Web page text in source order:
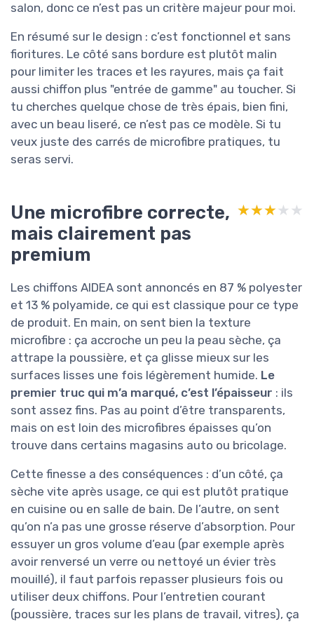
salon, donc ce n’est pas un critère majeur pour moi.
En résumé sur le design : c’est fonctionnel et sans
fioritures. Le côté sans bordure est plutôt malin
pour limiter les traces et les rayures, mais ça fait
aussi chiffon plus "entrée de gamme" au toucher. Si
tu cherches quelque chose de très épais, bien fini,
avec un beau liseré, ce n’est pas ce modèle. Si tu
veux juste des carrés de microfibre pratiques, tu
seras servi.
Une microfibre correcte,
mais clairement pas
premium
★★★★★
★★★★★
Les chiffons AIDEA sont annoncés en 87 % polyester
et 13 % polyamide, ce qui est classique pour ce type
de produit. En main, on sent bien la texture
microfibre : ça accroche un peu la peau sèche, ça
attrape la poussière, et ça glisse mieux sur les
surfaces lisses une fois légèrement humide. Le
premier truc qui m’a marqué, c’est l’épaisseur : ils
sont assez fins. Pas au point d’être transparents,
mais on est loin des microfibres épaisses qu’on
trouve dans certains magasins auto ou bricolage.
Cette finesse a des conséquences : d’un côté, ça
sèche vite après usage, ce qui est plutôt pratique
en cuisine ou en salle de bain. De l’autre, on sent
qu’on n’a pas une grosse réserve d’absorption. Pour
essuyer un gros volume d’eau (par exemple après
avoir renversé un verre ou nettoyé un évier très
mouillé), il faut parfois repasser plusieurs fois ou
utiliser deux chiffons. Pour l’entretien courant
(poussière, traces sur les plans de travail, vitres), ça